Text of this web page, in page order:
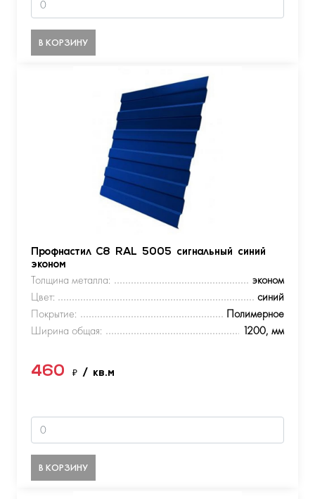
В КОРЗИНУ
Профнастил С8 RAL 5005 сигнальный синий
эконом
Толщина металла:
эконом
Цвет:
синий
Покрытие:
Полимерное
Ширина общая:
1200, мм
460 ₽ / кв.м
В КОРЗИНУ